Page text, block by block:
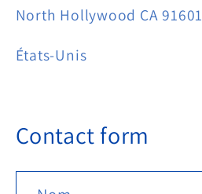
North Hollywood CA 91601
États-Unis
Contact form